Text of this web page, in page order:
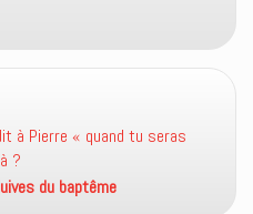
à Pierre « quand tu seras
?
du baptême